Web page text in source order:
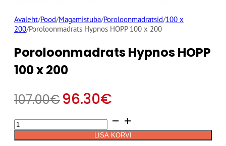
Avaleht/Pood/Magamistuba/Poroloonmadratsid/100 x
200/Poroloonmadrats Hypnos HOPP 100 x 200
Poroloonmadrats Hypnos HOPP
100 x 200
107.00€96.30€
Poroloonmadrats
Hypnos
HOPP
LISA KORVI
Alternative: